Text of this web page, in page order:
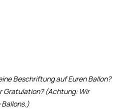
Beschriftung auf Euren Ballon?
Gratulation? (Achtung: Wir